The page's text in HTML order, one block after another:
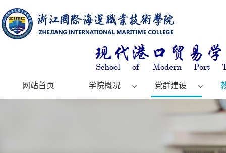
网站首页 学院概况 党群建设